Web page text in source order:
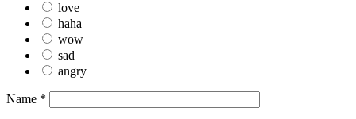
love
haha
wow
sad
angry
Name *